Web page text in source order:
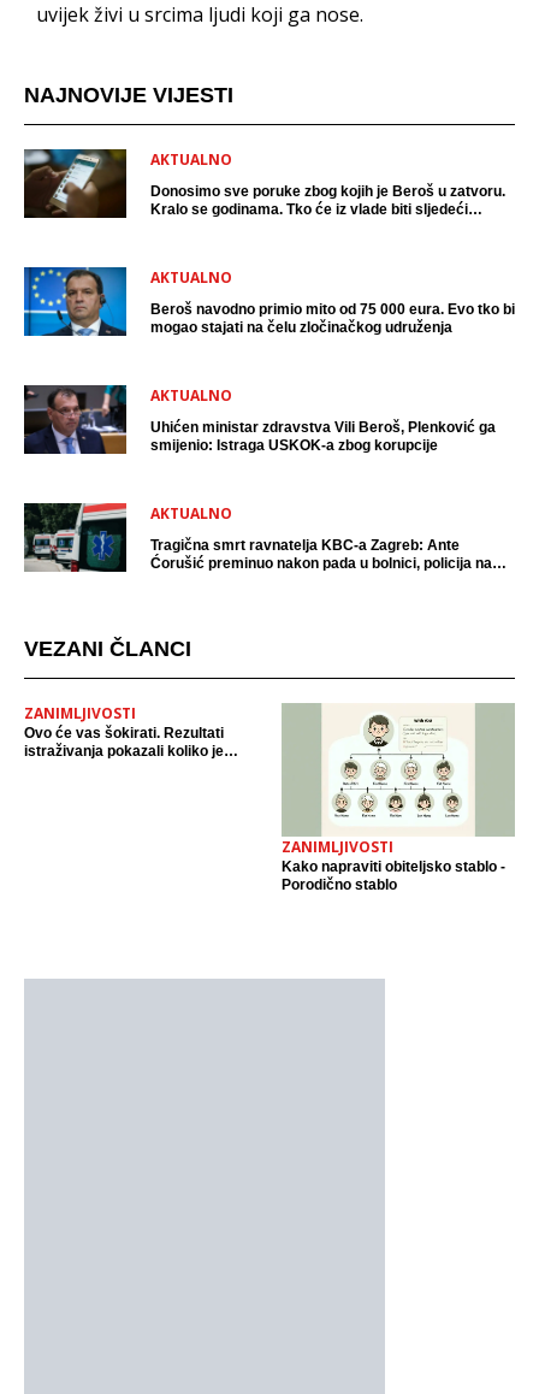
uvijek živi u srcima ljudi koji ga nose.
NAJNOVIJE VIJESTI
AKTUALNO
Donosimo sve poruke zbog kojih je Beroš u zatvoru.
Kralo se godinama. Tko će iz vlade biti sljedeći
AKTUALNO
Beroš navodno primio mito od 75 000 eura. Evo tko bi
mogao stajati na čelu zločinačkog udruženja
AKTUALNO
Uhićen ministar zdravstva Vili Beroš, Plenković ga
smijenio: Istraga USKOK-a zbog korupcije
AKTUALNO
Tragična smrt ravnatelja KBC-a Zagreb: Ante
Ćorušić preminuo nakon pada u bolnici, policija na
VEZANI ČLANCI
ZANIMLJIVOSTI
Ovo će vas šokirati. Rezultati
istraživanja pokazali koliko je
ZANIMLJIVOSTI
Kako napraviti obiteljsko stablo -
Porodično stablo